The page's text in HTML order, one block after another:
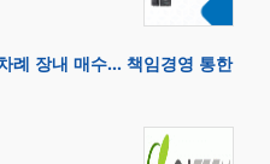
례 장내 매수… 책임경영 통한